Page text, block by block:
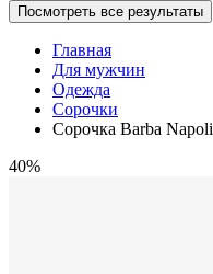
Посмотреть все результаты
Главная
Для мужчин
Одежда
Сорочки
Сорочка Barba Napoli
40%